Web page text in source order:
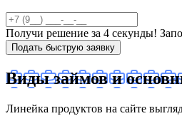
Получи решение за 4 секунды!
Подать быструю заявку
Виды займов и
Линейка продуктов на сайте